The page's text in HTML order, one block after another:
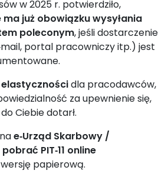
w 2025 r. potwierdziło,
ma już obowiązku wysyłania
poleconym, jeśli dostarczenie
portal pracowniczy itp.) jest
dla pracodawców,
za upewnienie się,
Ciebie dotarł.
e‑Urząd Skarbowy /
pobrać PIT‑11 online
papierową.